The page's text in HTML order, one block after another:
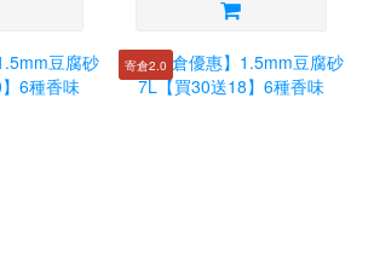
寄倉2.0